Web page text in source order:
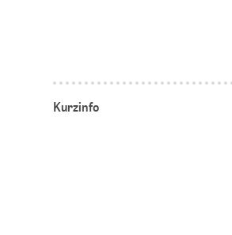
Kurzinfo